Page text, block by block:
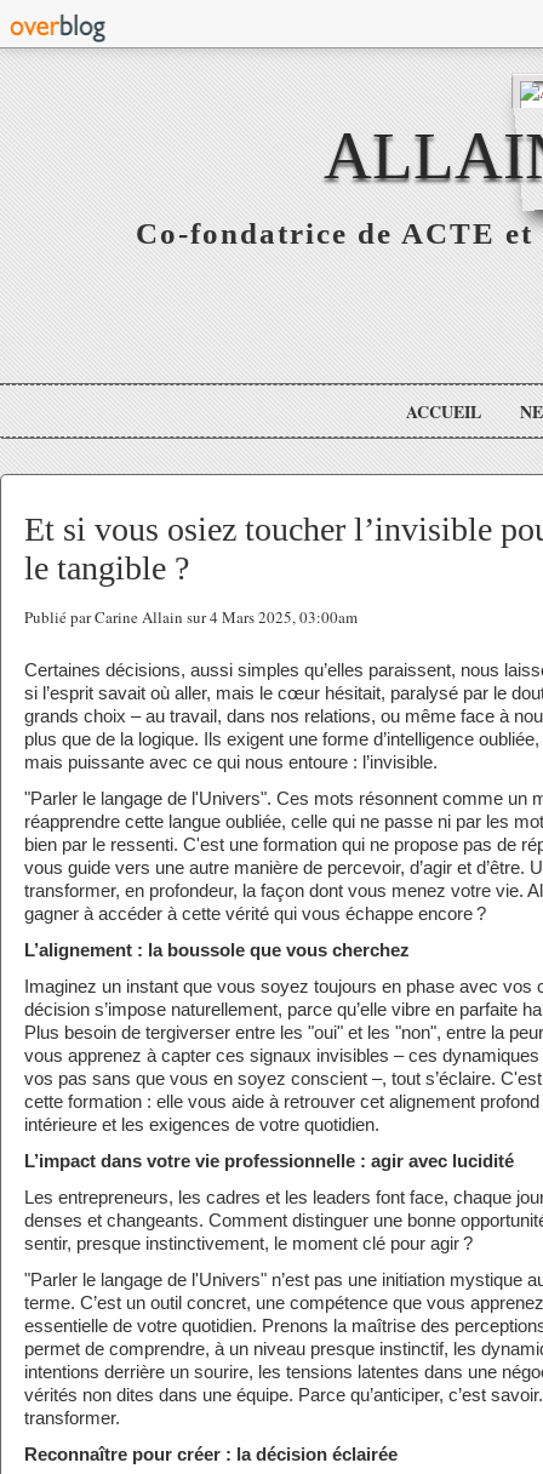
Co-fondatrice de ACTE
ACCUEIL
Et si vous osiez toucher l’invisible
le tangible ?
Publié par Carine Allain sur 4 Mars 2025, 03:00am
Certaines décisions, aussi simples qu’elles paraissent, nous
si l’esprit savait où aller, mais le cœur hésitait, paralysé par le
grands choix – au travail, dans nos relations, ou même face à
plus que de la logique. Ils exigent une forme d’intelligence
mais puissante avec ce qui nous entoure : l’invisible.
"Parler le langage de l'Univers". Ces mots résonnent comme un
réapprendre cette langue oubliée, celle qui ne passe ni par les
bien par le ressenti. C'est une formation qui ne propose pas de
vous guide vers une autre manière de percevoir, d’agir et d’être.
transformer, en profondeur, la façon dont vous menez votre vie.
gagner à accéder à cette vérité qui vous échappe encore ?
L’alignement : la boussole que vous cherchez
Imaginez un instant que vous soyez toujours en phase avec vos
décision s’impose naturellement, parce qu’elle vibre en parfaite
Plus besoin de tergiverser entre les "oui" et les "non", entre la
vous apprenez à capter ces signaux invisibles – ces
vos pas sans que vous en soyez conscient –, tout s’éclaire.
cette formation : elle vous aide à retrouver cet alignement
intérieure et les exigences de votre quotidien.
L’impact dans votre vie professionnelle : agir avec lucidité
Les entrepreneurs, les cadres et les leaders font face, chaque
denses et changeants. Comment distinguer une bonne
sentir, presque instinctivement, le moment clé pour agir ?
"Parler le langage de l'Univers" n’est pas une initiation mystique
terme. C’est un outil concret, une compétence que vous
essentielle de votre quotidien. Prenons la maîtrise des
permet de comprendre, à un niveau presque instinctif, les
intentions derrière un sourire, les tensions latentes dans une
vérités non dites dans une équipe. Parce qu’anticiper, c’est
transformer.
Reconnaître pour créer : la décision éclairée